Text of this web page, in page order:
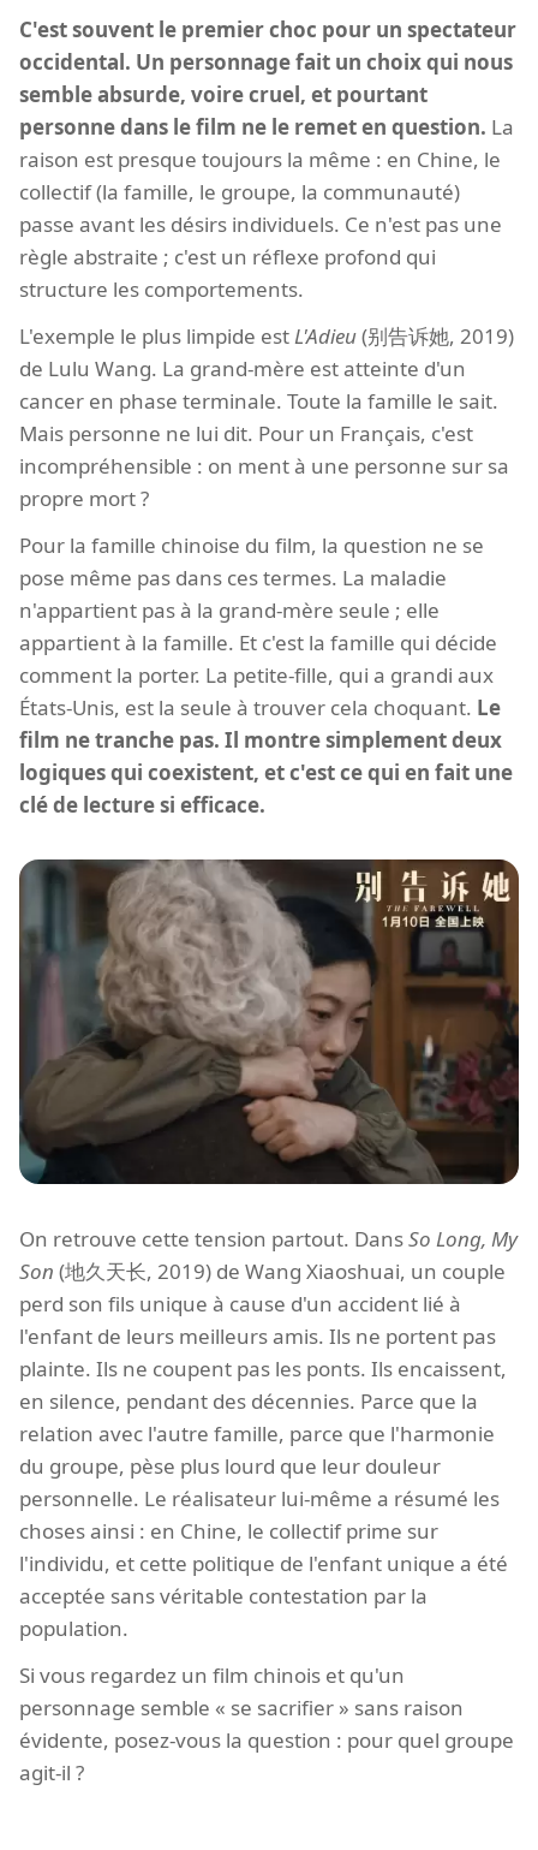
C'est souvent le premier choc pour un spectateur
occidental. Un personnage fait un choix qui nous
semble absurde, voire cruel, et pourtant
personne dans le film ne le remet en question. La
raison est presque toujours la même : en Chine, le
collectif (la famille, le groupe, la communauté)
passe avant les désirs individuels. Ce n'est pas une
règle abstraite ; c'est un réflexe profond qui
structure les comportements.
L'exemple le plus limpide estL'Adieu(别告诉她, 2019)
de Lulu Wang. La grand-mère est atteinte d'un
cancer en phase terminale. Toute la famille le sait.
Mais personne ne lui dit. Pour un Français, c'est
incompréhensible : on ment à une personne sur sa
propre mort ?
Pour la famille chinoise du film, la question ne se
pose même pas dans ces termes. La maladie
n'appartient pas à la grand-mère seule ; elle
appartient à la famille. Et c'est la famille qui décide
comment la porter. La petite-fille, qui a grandi aux
États-Unis, est la seule à trouver cela choquant. Le
film ne tranche pas. Il montre simplement deux
logiques qui coexistent, et c'est ce qui en fait une
clé de lecture si efficace.
On retrouve cette tension partout. DansSo Long, My
Son (地久天长, 2019) de Wang Xiaoshuai, un couple
perd son fils unique à cause d'un accident lié à
l'enfant de leurs meilleurs amis. Ils ne portent pas
plainte. Ils ne coupent pas les ponts. Ils encaissent,
en silence, pendant des décennies. Parce que la
relation avec l'autre famille, parce que l'harmonie
du groupe, pèse plus lourd que leur douleur
personnelle. Le réalisateur lui-même a résumé les
choses ainsi : en Chine, le collectif prime sur
l'individu, et cette politique de l'enfant unique a été
acceptée sans véritable contestation par la
population.
Si vous regardez un film chinois et qu'un
personnage semble « se sacrifier » sans raison
évidente, posez-vous la question : pour quel groupe
agit-il ?